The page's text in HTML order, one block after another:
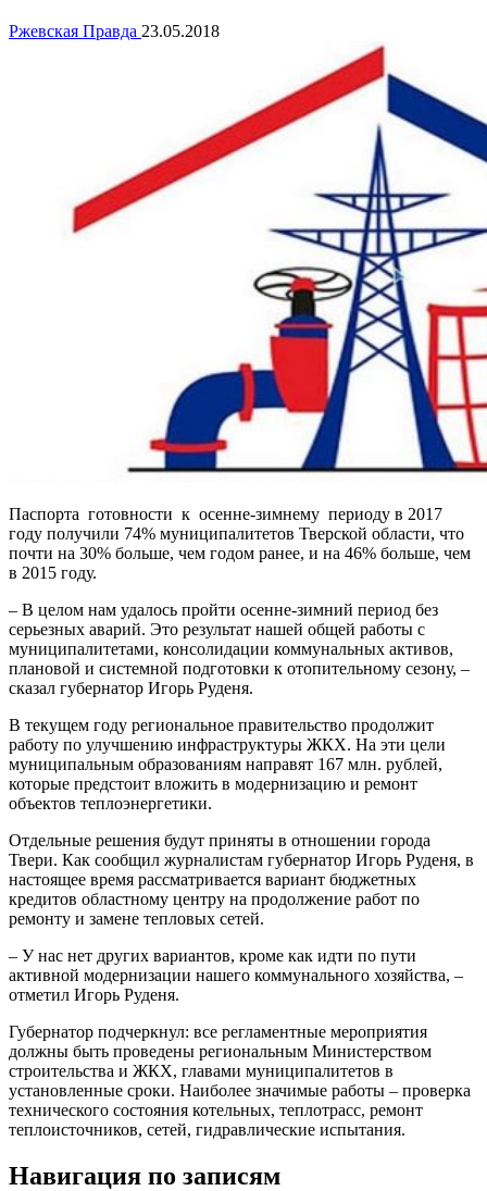
Ржевская Правда 23.05.2018
Паспорта готовности к осенне-зимнему периоду в 2017
году получили 74% муниципалитетов Тверской области, что
почти на 30% больше, чем годом ранее, и на 46% больше, чем
в 2015 году.
– В целом нам удалось пройти осенне-зимний период без
серьезных аварий. Это результат нашей общей работы с
муниципалитетами, консолидации коммунальных активов,
плановой и системной подготовки к отопительному сезону, –
сказал губернатор Игорь Руденя.
В текущем году региональное правительство продолжит
работу по улучшению инфраструктуры ЖКХ. На эти цели
муниципальным образованиям направят 167 млн. рублей,
которые предстоит вложить в модернизацию и ремонт
объектов теплоэнергетики.
Отдельные решения будут приняты в отношении города
Твери. Как сообщил журналистам губернатор Игорь Руденя, в
настоящее время рассматривается вариант бюджетных
кредитов областному центру на продолжение работ по
ремонту и замене тепловых сетей.
– У нас нет других вариантов, кроме как идти по пути
активной модернизации нашего коммунального хозяйства, –
отметил Игорь Руденя.
Губернатор подчеркнул: все регламентные мероприятия
должны быть проведены региональным Министерством
строительства и ЖКХ, главами муниципалитетов в
установленные сроки. Наиболее значимые работы – проверка
технического состояния котельных, теплотрасс, ремонт
теплоисточников, сетей, гидравлические испытания.
Навигация по записям